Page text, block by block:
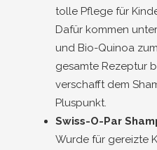
tolle Pflege für
Dafür kommen
und Bio-Quinoa
gesamte Rezeptur
verschafft dem
Pluspunkt.
Swiss-O-Par
Wurde für gereizte